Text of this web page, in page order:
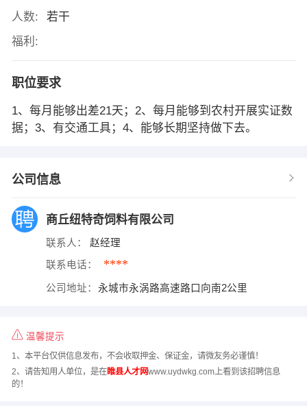
人数:
若干
福利:
职位要求
1、每月能够出差21天；2、每月能够到农村开展实证数
据；3、有交通工具；4、能够长期坚持做下去。
公司信息
商丘纽特奇饲料有限公司
联系人： 赵经理
联系电话： ****
公司地址： 永城市永涡路高速路口向南2公里
温馨提示
1、本平台仅供信息发布，不会收取押金、保证金，请微友务必谨慎！
2、请告知用人单位，是在睢县人才网www.uydwkg.com上看到该招聘信息
的！